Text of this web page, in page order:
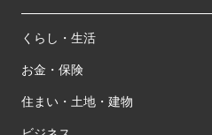
くらし・生活
お金・保険
住まい・土地・建物